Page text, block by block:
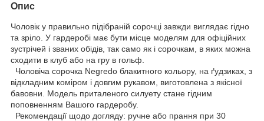
Опис
Чоловік у правильно підібраній сорочці завжди виглядає гідно
та зріло. У гардеробі має бути місце моделям для офіційних
зустрічей і званих обідів, так само як і сорочкам, в яких можна
сходити в клуб або на гру в гольф.
Чоловіча сорочка Negredo блакитного кольору, на ґудзиках, з
відкладним коміром і довгим рукавом, виготовлена з якісної
бавовни. Модель приталеного силуету стане гідним
поповненням Вашого гардеробу.
Рекомендації щодо догляду: ручне або прання при 30